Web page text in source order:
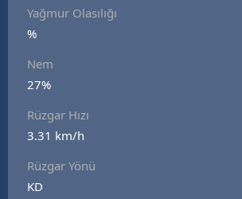
Yağmur Olasılığı
%
Nem
27%
Rüzgar Hızı
3.31 km/h
Rüzgar Yönü
KD